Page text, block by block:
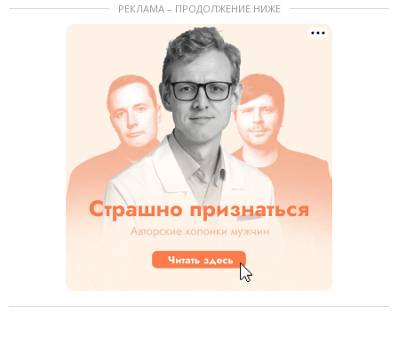
РЕКЛАМА – ПРОДОЛЖЕНИЕ НИЖЕ